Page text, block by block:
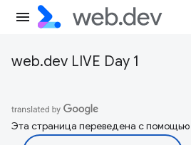
web.dev LIVE Day 1
Эта страница переведена с помощью